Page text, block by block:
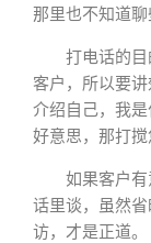
那里也不知道聊
打电话的目
客户，所以要
介绍自己，我
好意思，那打搅
如果客户有
话里谈，虽然
访，才是正道。